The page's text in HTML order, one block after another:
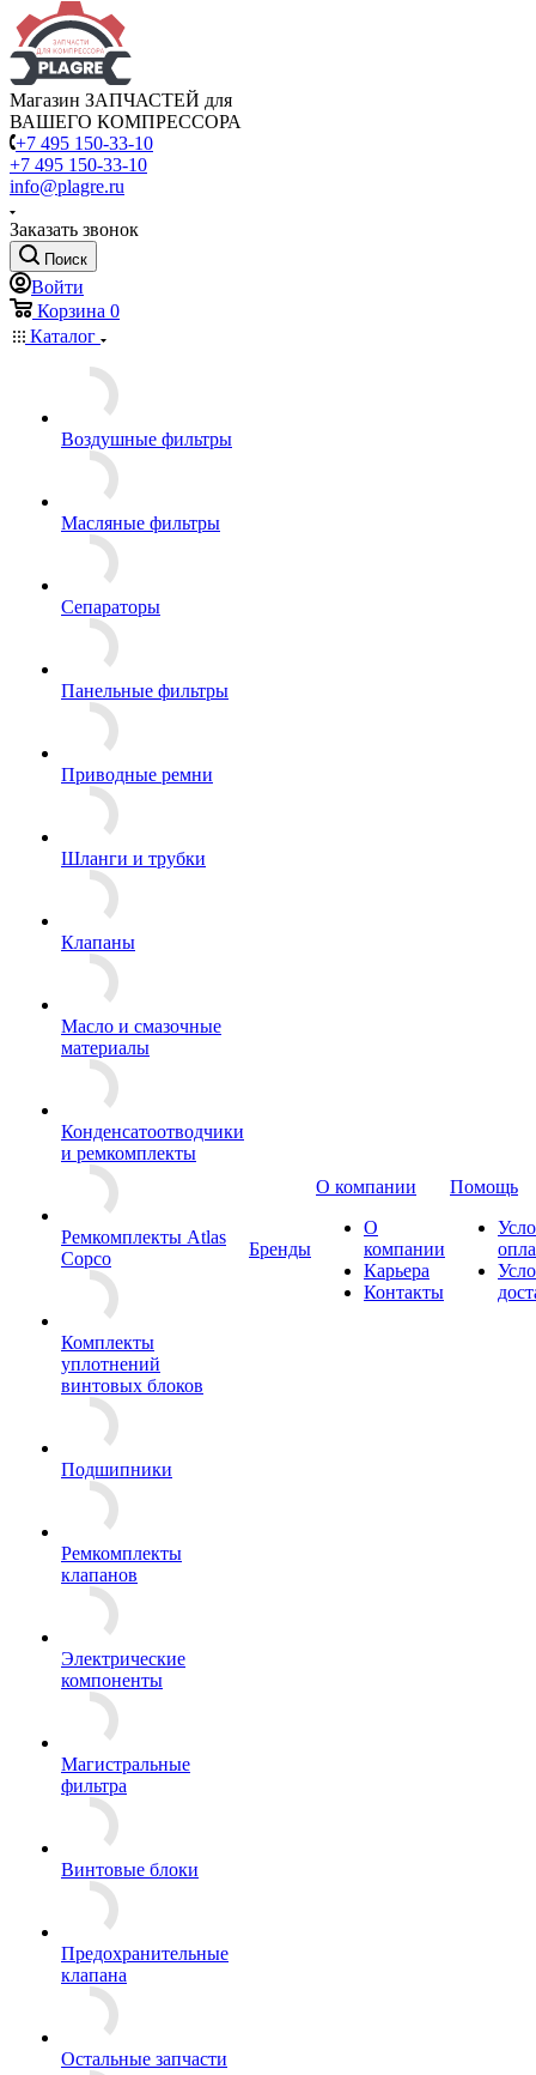
Магазин ЗАПЧАСТЕЙ для
ВАШЕГО КОМПРЕССОРА
+7 495 150-33-10
+7 495 150-33-10
info@plagre.ru
Заказать звонок
Поиск
Войти
Корзина 0
Каталог
Воздушные фильтры
Масляные фильтры
Сепараторы
Панельные фильтры
Приводные ремни
Шланги и трубки
Клапаны
Масло и смазочные
материалы
Конденсатоотводчики
и ремкомплекты
Ремкомплекты Atlas
Copco
Комплекты
уплотнений
винтовых блоков
Подшипники
Ремкомплекты
клапанов
Электрические
компоненты
Магистральные
фильтра
Винтовые блоки
Предохранительные
клапана
Остальные запчасти
Бренды
О компании
О
компании
Карьера
Контакты
Помощь